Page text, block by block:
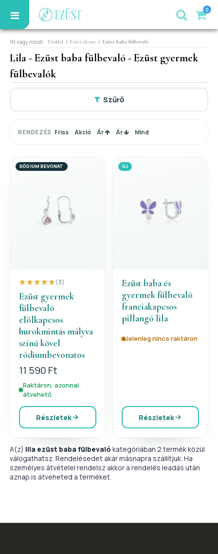
0
Itt vagy most: Főoldal / Ezüst ékszer / Ezüst baba fülbevaló
Lila - Ezüst baba fülbevaló - Ezüst gyermek
fülbevalók
Szűrő
RENDEZÉS Friss Akció Ár Ár Mind
RÓDIUM BEVONAT
(3)
Ezüst gyermek
fülbevaló
elölkapcsos
hurokmintás mályva
színű kővel
ródiumbevonatos
11 590 Ft
Raktáron, azonnal
átvehető
Részletek
ÚJ
Ezüst baba és
gyermek fülbevaló
franciakapcsos
pillangó lila
Jelenleg nincs raktáron
Részletek
A(z) lila ezüst baba fülbevaló kategóriában 2 termék közül
válogathatsz. Rendelésedet akár másnapra szállítjuk. Ha
személyes átvételel rendelsz akkor a rendelés leadás után
aznap is átveheted a terméket.